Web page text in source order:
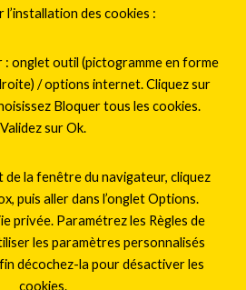
des cookies :
onglet outil (pictogramme en forme
/ options internet. Cliquez sur
Bloquer tous les cookies.
Validez sur Ok.
de la fenêtre du navigateur, cliquez
puis aller dans l’onglet Options.
privée. Paramétrez les Règles de
les paramètres personnalisés
décochez-la pour désactiver les
cookies.